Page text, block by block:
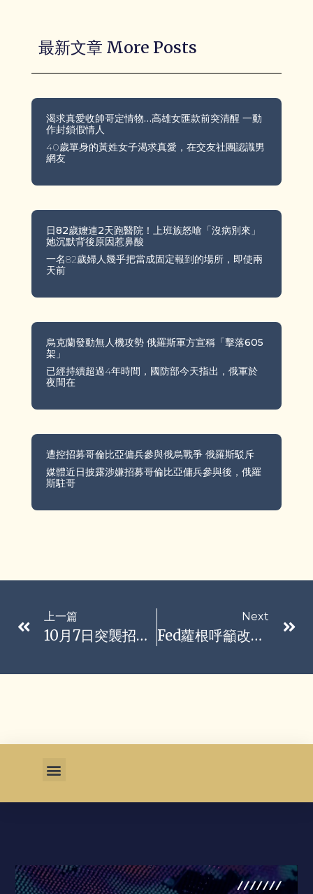
最新文章 More Posts
渴求真愛收帥哥定情物…高雄女匯款前突清醒 一動
作封鎖假情人
40歲單身的黃姓女子渴求真愛，在交友社團認識男
網友
日82歲嬤連2天跑醫院！上班族怒嗆「沒病別來」
她沉默背後原因惹鼻酸
一名82歲婦人幾乎把當成固定報到的場所，即使兩
天前
烏克蘭發動無人機攻勢 俄羅斯軍方宣稱「擊落605
架」
已經持續超過4年時間，國防部今天指出，俄軍於
夜間在
遭控招募哥倫比亞傭兵參與俄烏戰爭 俄羅斯駁斥
媒體近日披露涉嫌招募哥倫比亞傭兵參與後，俄羅
斯駐哥
上一篇
10月7日突襲招致加薩浩劫？哈瑪斯官員：代價高 但讓全球看清以色列
Next
Fed蘿根呼籲改革 放棄以聯邦資金利率為決策基準